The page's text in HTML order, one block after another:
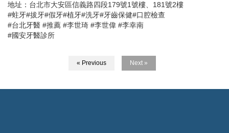
地址：台北市大安區信義路四段179號1號樓、181號2樓
#蛀牙#拔牙#假牙#植牙#洗牙#牙齒保健#口腔檢查
#台北牙醫 #推薦 #李世琦 #李世偉 #李幸南
#國安牙醫診所
« Previous Next »